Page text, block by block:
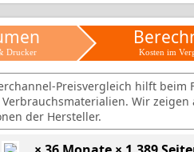
Drucker Kosten im
Preisvergleich hilft beim
Wir zeigen
der Hersteller.